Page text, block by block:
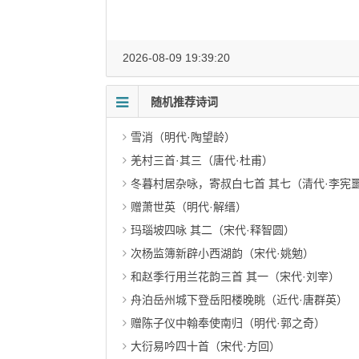
2026-08-09 19:39:20
随机推荐诗词
雪消（明代·陶望龄）
羌村三首·其三（唐代·杜甫）
冬暮村居杂咏，寄叔白七首 其七（清代·李宪
赠萧世英（明代·解缙）
玛瑙坡四咏 其二（宋代·释智圆）
次杨监簿新辟小西湖韵（宋代·姚勉）
和赵季行用兰花韵三首 其一（宋代·刘宰）
舟泊岳州城下登岳阳楼晚眺（近代·唐群英）
赠陈子仪中翰奉使南归（明代·郭之奇）
大衍易吟四十首（宋代·方回）